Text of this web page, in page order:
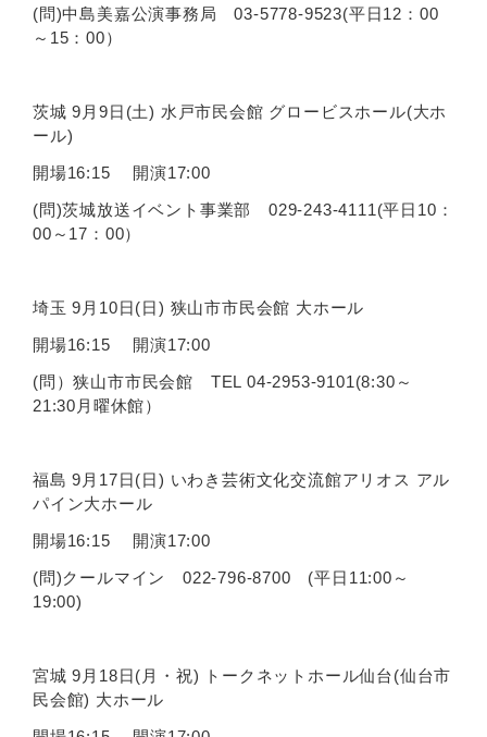
(問)中島美嘉公演事務局 03-5778-9523(平日12：00
～15：00）
茨城 9月9日(土) 水戸市民会館 グロービスホール(大ホ
ール)
開場16:15 開演17:00
(問)茨城放送イベント事業部 029-243-4111(平日10：
00～17：00）
埼玉 9月10日(日) 狭山市市民会館 大ホール
開場16:15 開演17:00
(問）狭山市市民会館 TEL 04-2953-9101(8:30～
21:30月曜休館）
福島 9月17日(日) いわき芸術文化交流館アリオス アル
パイン大ホール
開場16:15 開演17:00
(問)クールマイン 022-796-8700 (平日11:00～
19:00)
宮城 9月18日(月・祝) トークネットホール仙台(仙台市
民会館) 大ホール